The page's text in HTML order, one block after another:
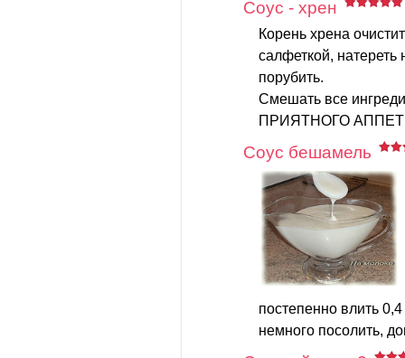
Соус - хрен
Корень хрена
салфеткой, натереть
порубить.
Смешать все
ПРИЯТНОГО
Соус бешамель
постепенно влить
немного посолить,